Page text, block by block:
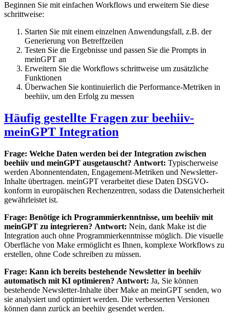
Beginnen Sie mit einfachen Workflows und erweitern Sie diese
schrittweise:
Starten Sie mit einem einzelnen Anwendungsfall, z.B. der
Generierung von Betreffzeilen
Testen Sie die Ergebnisse und passen Sie die Prompts in
meinGPT an
Erweitern Sie die Workflows schrittweise um zusätzliche
Funktionen
Überwachen Sie kontinuierlich die Performance-Metriken in
beehiiv, um den Erfolg zu messen
Häufig gestellte Fragen zur beehiiv-
meinGPT Integration
Frage: Welche Daten werden bei der Integration zwischen
beehiiv und meinGPT ausgetauscht? Antwort: Typischerweise
werden Abonnentendaten, Engagement-Metriken und Newsletter-
Inhalte übertragen. meinGPT verarbeitet diese Daten DSGVO-
konform in europäischen Rechenzentren, sodass die Datensicherheit
gewährleistet ist.
Frage: Benötige ich Programmierkenntnisse, um beehiiv mit
meinGPT zu integrieren? Antwort: Nein, dank Make ist die
Integration auch ohne Programmierkenntnisse möglich. Die visuelle
Oberfläche von Make ermöglicht es Ihnen, komplexe Workflows zu
erstellen, ohne Code schreiben zu müssen.
Frage: Kann ich bereits bestehende Newsletter in beehiiv
automatisch mit KI optimieren? Antwort: Ja, Sie können
bestehende Newsletter-Inhalte über Make an meinGPT senden, wo
sie analysiert und optimiert werden. Die verbesserten Versionen
können dann zurück an beehiiv gesendet werden.